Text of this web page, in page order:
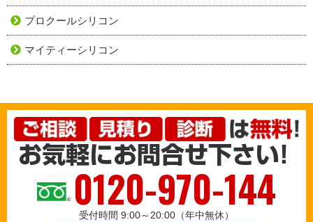
プロクールシリコン
マイティーシリコン
0120-970-144
受付時間 9:00～20:00（年中無休）